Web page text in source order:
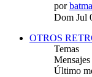
por
Dom Jul
OTROS
Temas
Mensajes
Último